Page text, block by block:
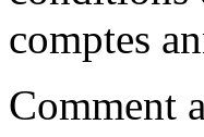
comptes
Comment